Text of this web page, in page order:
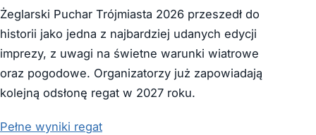
Żeglarski Puchar Trójmiasta 2026 przeszedł do
historii jako jedna z najbardziej udanych edycji
imprezy, z uwagi na świetne warunki wiatrowe
oraz pogodowe. Organizatorzy już zapowiadają
kolejną odsłonę regat w 2027 roku.
Pełne wyniki regat